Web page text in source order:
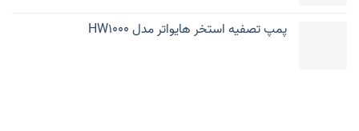
پمپ تصفیه استخر هایواتر مدل HW1000